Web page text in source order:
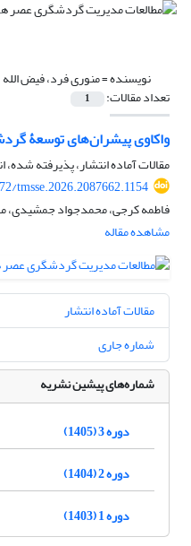
نویسنده =منوری فرد، فیض الله
تعداد مقالات: 1
واکاوی پیشران‌های توسعۀ
مقالات آماده انتشار، پذیرفته شده،
tmsse.2026.2087662.1154
فاطمه کرجی، محمدجواد جمشیدی،
مشاهده مقاله
مقالات آماده انتشار
شماره جاری
شماره‌های پیشین نشریه
دوره 3 (1405)
دوره 2 (1404)
دوره 1 (1403)